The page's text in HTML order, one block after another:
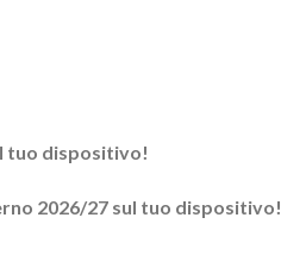
tuo dispositivo!
2026/27 sul tuo dispositivo!